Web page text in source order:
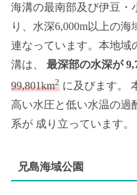
海溝の最南部及び伊豆・
り、水深6,000m以上の
連なっています。本地域
溝は、 最深部の水深が
99,801km2 に及びます。
高い水圧と低い水温の過
系が 成り立っています。
兄島海域公園